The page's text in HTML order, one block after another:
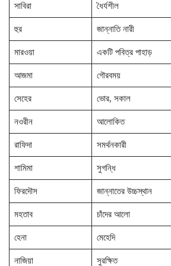
সাবিরা ধৈর্যশীল
হুর জান্নাতি নারী
মারওয়া একটি পবিত্র পাহাড়
আজমা গৌরবময়
সেহের ভোর, সকাল
নওরীন আলোকিত
রাফিদা সমর্থনকারী
শামিমা সুগন্ধি
ফিরদৌস জান্নাতের উচ্চস্থান
মহতাব চাঁদের আলো
হেনা মেহেদি
নাজিয়া সুরক্ষিত